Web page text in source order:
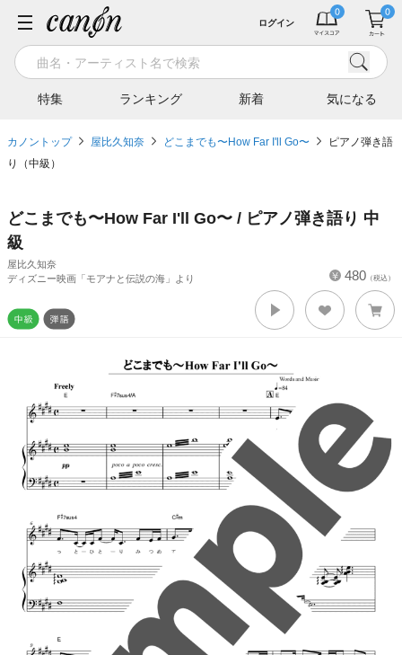
特集 ランキング 新着 気になる
ログイン
カノントップ 屋比久知奈 どこまでも〜How Far I'll Go〜
ピアノ弾き語
り（中級）
どこまでも〜How Far I'll Go〜 / ピアノ弾き語り 中
級
屋比久知奈
ディズニー映画「モアナと伝説の海」より
480 （税込）